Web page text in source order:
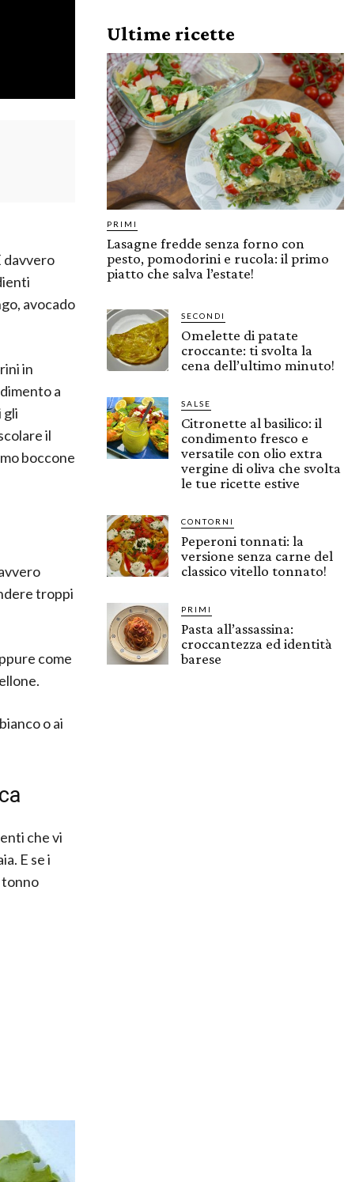
davvero
avocado
in
a
gli
il
boccone
troppi
come
o ai
che vi
E se i
tonno
Ultime ricette
PRIMI
Lasagne fredde senza forno con
pesto, pomodorini e rucola: il primo
piatto che salva l’estate!
SECONDI
Omelette di patate
croccante: ti svolta la
cena dell’ultimo minuto!
SALSE
Citronette al basilico: il
condimento fresco e
versatile con olio extra
vergine di oliva che svolta
le tue ricette estive
CONTORNI
Peperoni tonnati: la
versione senza carne del
classico vitello tonnato!
PRIMI
Pasta all’assassina:
croccantezza ed identità
barese